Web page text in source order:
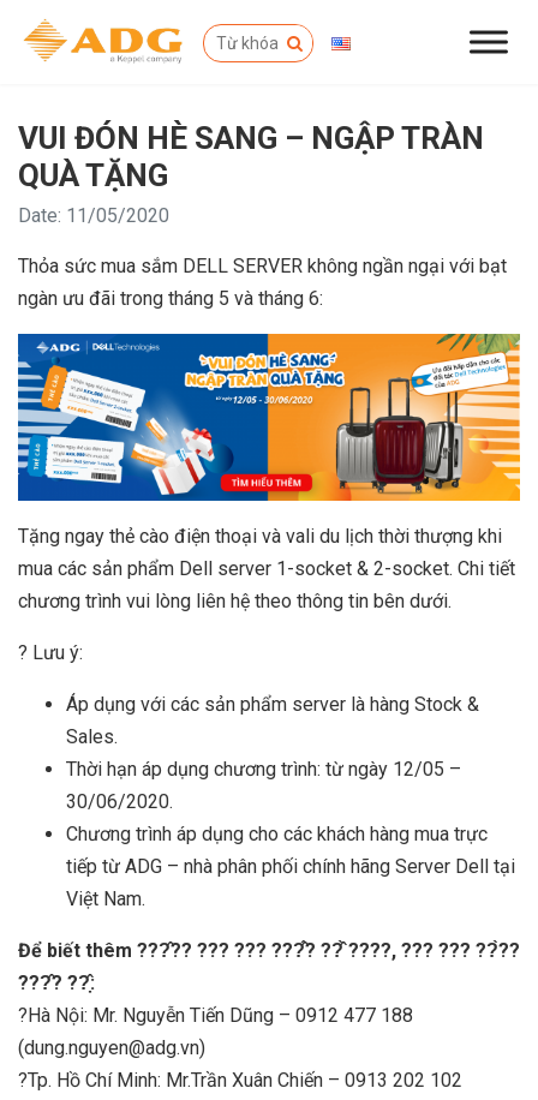
VUI ĐÓN HÈ SANG – NGẬP TRÀN
QUÀ TẶNG
Date: 11/05/2020
Thỏa sức mua sắm DELL SERVER không ngần ngại với bạt
ngàn ưu đãi trong tháng 5 và tháng 6:
Tặng ngay thẻ cào điện thoại và vali du lịch thời thượng khi
mua các sản phẩm Dell server 1-socket & 2-socket. Chi tiết
chương trình vui lòng liên hệ theo thông tin bên dưới.
? Lưu ý:
Áp dụng với các sản phẩm server là hàng Stock &
Sales.
Thời hạn áp dụng chương trình: từ ngày 12/05 –
30/06/2020.
Chương trình áp dụng cho các khách hàng mua trực
tiếp từ ADG – nhà phân phối chính hãng Server Dell tại
Việt Nam.
Để biết thêm ???̂?? ??? ??? ???̂́? ??̂̀ ????, ??? ??? ??̀??
???̂? ??̣̂:
?Hà Nội: Mr. Nguyễn Tiến Dũng – 0912 477 188
(dung.nguyen@adg.vn)
?Tp. Hồ Chí Minh: Mr.Trần Xuân Chiến – 0913 202 102